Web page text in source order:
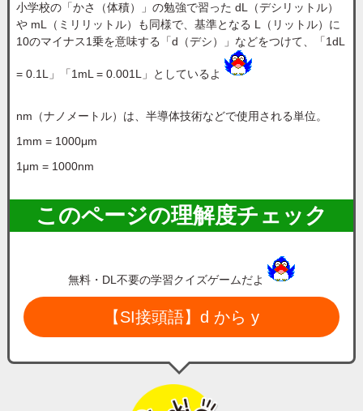
小学校の「かさ（体積）」の勉強で習った dL（デシリットル）
や mL（ミリリットル）も同様で、基準となる L（リットル）に
10のマイナス1乗を意味する「d（デシ）」などをつけて、「1dL
= 0.1L」「1mL = 0.001L」としているよ
nm（ナノメートル）は、半導体技術などで使用される単位。
1mm = 1000μm
1μm = 1000nm
このページの理解度チェック
無料・DL不要の学習クイズゲームだよ
【SI接頭語】d から y